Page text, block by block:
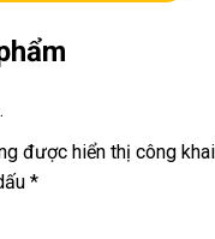
webcam…
số
được hiển thị công
*